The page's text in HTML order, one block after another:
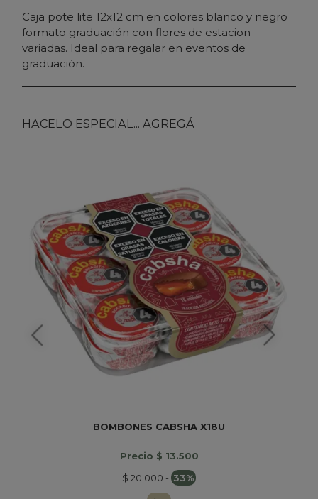
Caja pote lite 12x12 cm en colores blanco y negro
formato graduación con flores de estacion
variadas. Ideal para regalar en eventos de
graduación.
HACELO ESPECIAL... AGREGÁ
BOMBONES CABSHA X18U
Precio $ 13.500
$ 20.000- 33%